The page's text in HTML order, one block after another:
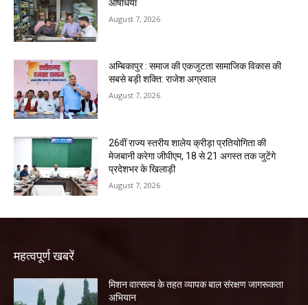
औषधियां
August 7, 2026
अम्बिकापुर : समाज की एकजुटता सामाजिक विकास की
सबसे बड़ी शक्ति: राजेश अग्रवाल
August 7, 2026
26वीं राज्य स्तरीय शालेय क्रीड़ा प्रतियोगिता की
मेजबानी करेगा जीपीएम, 18 से 21 अगस्त तक जुटेंगे
प्रदेशभर के खिलाड़ी
August 7, 2026
महत्वपूर्ण खबरें
मिशन वात्सल्य के तहत व्यापक बाल संरक्षण जागरूकता
अभियान